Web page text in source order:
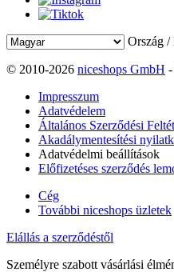
Ország /
© 2010-2026 niceshops GmbH
Impresszum
Adatvédelem
Általános Szerződési
Akadálymentesítési
Adatvédelmi beállítások
Előfizetéses szerződés
Cég
További niceshops üzletek
Elállás a szerződéstől
Személyre szabott vásárlási